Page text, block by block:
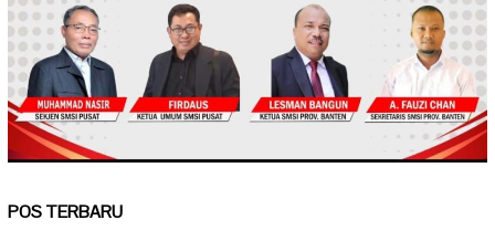
POS TERBARU